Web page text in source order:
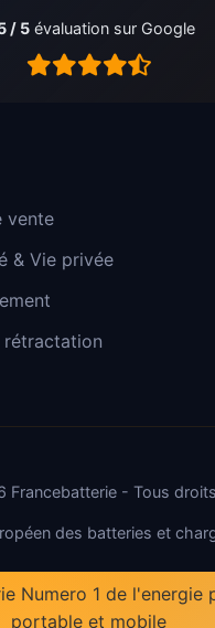
/ 5 évaluation sur Google
vente
& Vie privée
rétractation
- Tous
des batteries et
Numero 1 de l'energie
portable et mobile